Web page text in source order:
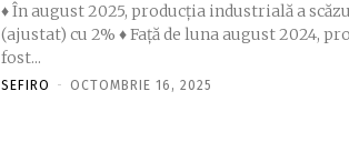
♦ În august 2025, producţia industrială a
(ajustat) cu 2% ♦ Faţă de luna august 2024,
fost...
SEFIRO - OCTOMBRIE 16, 2025